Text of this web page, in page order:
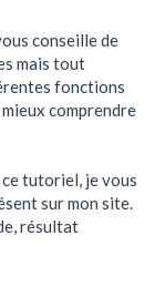
conseille de
mais tout
fonctions
comprendre
tutoriel, je vous
sur mon site.
résultat